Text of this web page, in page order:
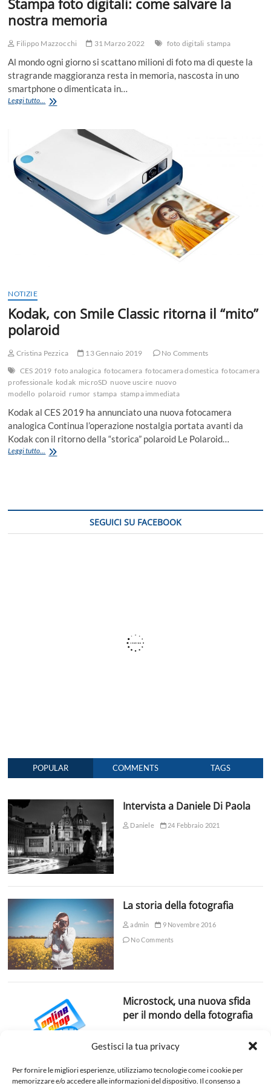
Gestisci la tua privacy
Per fornire le migliori esperienze, utilizziamo tecnologie come i cookie per
memorizzare e/o accedere alle informazioni del dispositivo. Il consenso a
Stampa foto digitali: come salvare la
nostra memoria
Filippo Mazzocchi 31 Marzo 2022 foto digitali stampa
Al mondo ogni giorno si scattano milioni di foto ma di queste la
stragrande maggioranza resta in memoria, nascosta in uno
smartphone o dimenticata in…
Leggi tutto... Stampa
memoria
NOTIZIE
Kodak, con Smile Classic ritorna il “mito”
polaroid
Cristina Pezzica 13 Gennaio 2019
No Comments
CES 2019 foto analogica fotocamera fotocamera domestica fotocamera
professionale kodak microSD nuove uscire nuovo
modello polaroid rumor stampa stampa immediata
Kodak al CES 2019 ha annunciato una nuova fotocamera
analogica Continua l’operazione nostalgia portata avanti da
Kodak con il ritorno della “storica” polaroid Le Polaroid…
Leggi tutto...
Kodak,
SEGUICI SU FACEBOOK
POPULAR COMMENTS TAGS
Intervista a Daniele Di Paola
Daniele 24 Febbraio 2021
La storia della fotografia
admin
9 Novembre 2016
No Comments
Microstock, una nuova sfida
per il mondo della fotografia
No Comments